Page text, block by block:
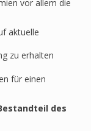
vor allem die
aktuelle
zu erhalten
für einen
des